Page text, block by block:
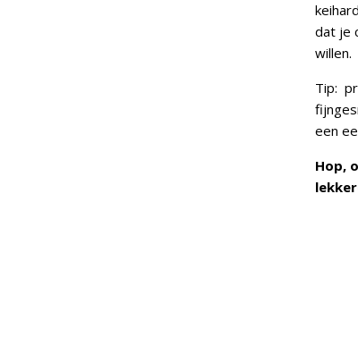
dat je
willen.
Tip:
een
Hop,